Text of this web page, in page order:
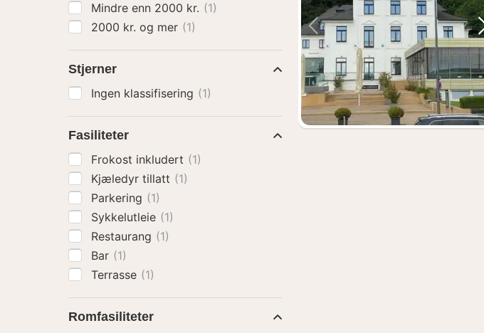
Forrige bilde
Mindre enn 2000 kr. (1)
2000 kr. og mer (1)
Stjerner
Ingen klassifisering (1)
Fasiliteter
Frokost inkludert (1)
Kjæledyr tillatt (1)
Parkering (1)
Sykkelutleie (1)
Restaurang (1)
Bar (1)
Terrasse (1)
Romfasiliteter